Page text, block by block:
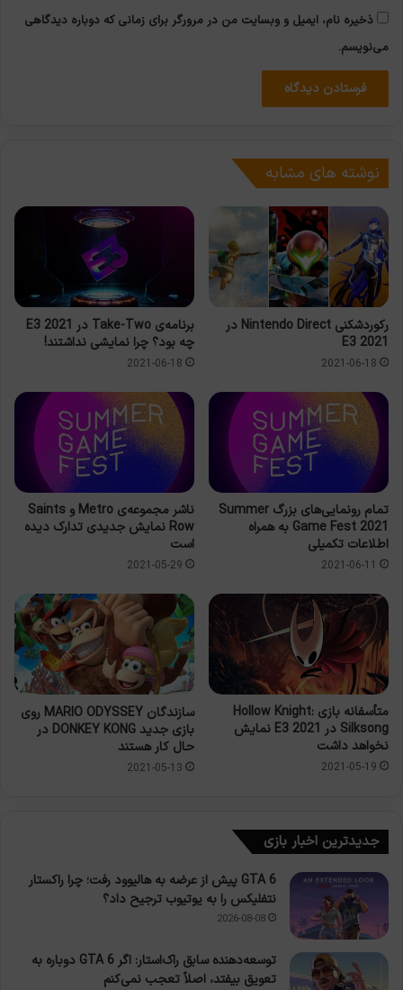
ذخیره نام، ایمیل و وبسایت من در مرورگر برای زمانی که دوباره دیدگاهی
می‌نویسم.
نوشته های مشابه
رکوردشکنی Nintendo Direct در
E3 2021
2021-06-18
برنامه‌ی Take-Two در E3 2021
چه بود؟ چرا نمایشی نداشتند!
2021-06-18
تمام رونمایی‌های بزرگ Summer
Game Fest 2021 به همراه
اطلاعات تکمیلی
2021-06-11
ناشر مجموعه‌ی Metro و Saints
Row نمایش جدیدی تدارک دیده
است
2021-05-29
متأسفانه بازی Hollow Knight:
Silksong در E3 2021 نمایش
نخواهد داشت
2021-05-19
سازندگان MARIO ODYSSEY روی
بازی جدید DONKEY KONG در
حال کار هستند
2021-05-13
جدیدترین اخبار بازی
GTA 6 پیش از عرضه به هالیوود رفت؛ چرا راکستار
نتفلیکس را به یوتیوب ترجیح داد؟
2026-08-08
توسعه‌دهنده سابق راک‌استار: اگر GTA 6 دوباره به
تعویق بیفتد، اصلاً تعجب نمی‌کنم